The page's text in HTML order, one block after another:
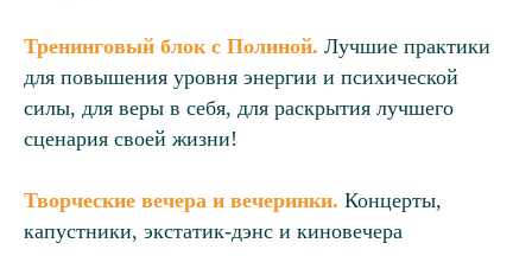
Тренинговый блок с Полиной. Лучшие практики
для повышения уровня энергии и психической
силы, для веры в себя, для раскрытия лучшего
сценария своей жизни!
Творческие вечера и вечеринки. Концерты,
капустники, экстатик-дэнс и киновечера